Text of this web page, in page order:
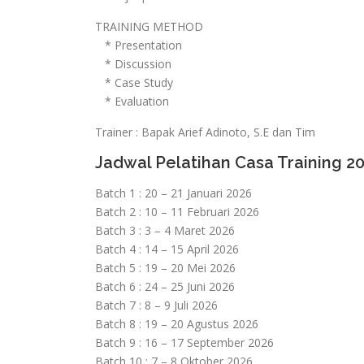
TRAINING METHOD
* Presentation
* Discussion
* Case Study
* Evaluation
Trainer : Bapak Arief Adinoto, S.E dan Tim
Jadwal Pelatihan Casa Training
Batch 1 : 20 – 21 Januari 2026
Batch 2 : 10 – 11 Februari 2026
Batch 3 : 3 – 4 Maret 2026
Batch 4 : 14 – 15 April 2026
Batch 5 : 19 – 20 Mei 2026
Batch 6 : 24 – 25 Juni 2026
Batch 7 : 8 – 9 Juli 2026
Batch 8 : 19 – 20 Agustus 2026
Batch 9 : 16 – 17 September 2026